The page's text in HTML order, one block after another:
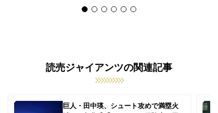
読売ジャイアンツの関連記事
巨人・田中瑛、シュート攻めで満塁火